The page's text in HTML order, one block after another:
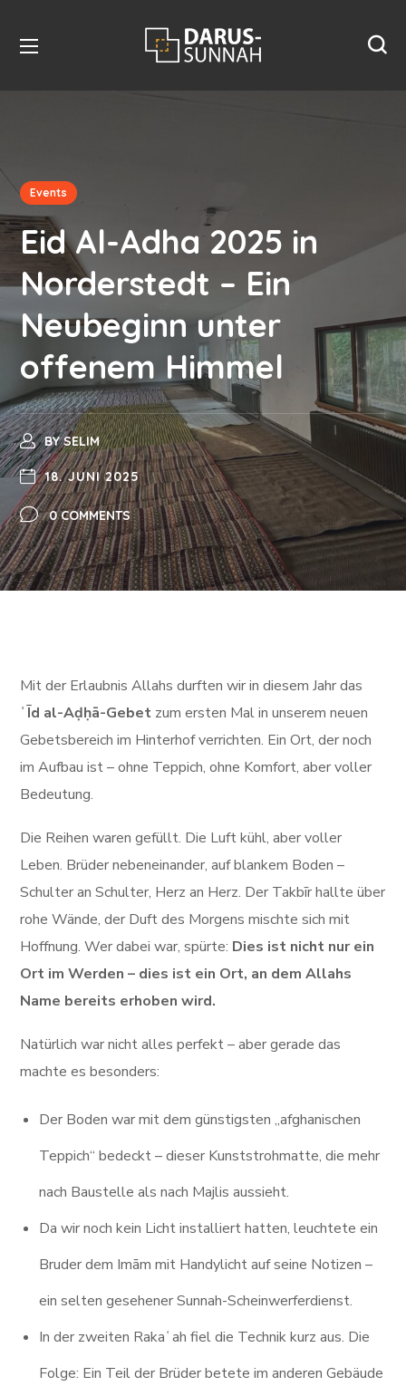
Events
Eid Al-Adha 2025 in
Norderstedt – Ein
Neubeginn unter
offenem Himmel
BYSELIM
18. JUNI 2025
0 COMMENTS
Mit der Erlaubnis Allahs durften wir in diesem Jahr das
ʿĪd al-Aḍḥā-Gebet zum ersten Mal in unserem neuen
Gebetsbereich im Hinterhof verrichten. Ein Ort, der noch
im Aufbau ist – ohne Teppich, ohne Komfort, aber voller
Bedeutung.
Die Reihen waren gefüllt. Die Luft kühl, aber voller
Leben. Brüder nebeneinander, auf blankem Boden –
Schulter an Schulter, Herz an Herz. Der Takbīr hallte über
rohe Wände, der Duft des Morgens mischte sich mit
Hoffnung. Wer dabei war, spürte: Dies ist nicht nur ein
Ort im Werden – dies ist ein Ort, an dem Allahs
Name bereits erhoben wird.
Natürlich war nicht alles perfekt – aber gerade das
machte es besonders:
Der Boden war mit dem günstigsten „afghanischen
Teppich“ bedeckt – dieser Kunststrohmatte, die mehr
nach Baustelle als nach Majlis aussieht.
Da wir noch kein Licht installiert hatten, leuchtete ein
Bruder dem Imām mit Handylicht auf seine Notizen –
ein selten gesehener Sunnah-Scheinwerferdienst.
In der zweiten Rakaʿah fiel die Technik kurz aus. Die
Folge: Ein Teil der Brüder betete im anderen Gebäude